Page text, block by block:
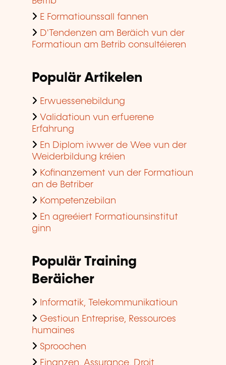
E Formatiounssall fannen
D'Tendenzen am Beräich vun der
Formatioun am Betrib consultéieren
Populär Artikelen
Erwuessenebildung
Validatioun vun erfuerene
Erfahrung
En Diplom iwwer de Wee vun der
Weiderbildung kréien
Kofinanzement vun der Formatioun
an de Betriber
Kompetenzebilan
En agreéiert Formatiounsinstitut
ginn
Populär Training
Beräicher
Informatik, Telekommunikatioun
Gestioun Entreprise, Ressources
humaines
Sproochen
Finanzen, Assurance, Droit